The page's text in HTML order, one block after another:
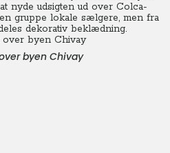
nyde udsigten ud over Colca-
gruppe lokale sælgere, men fra
dekorativ beklædning.
byen Chivay